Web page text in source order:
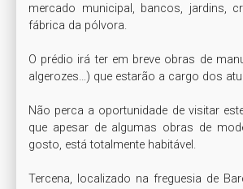
mercado municipal, bancos, jardins,
fábrica da pólvora.
O prédio irá ter em breve obras de
algerozes…) que estarão a cargo dos
Não perca a oportunidade de visitar
que apesar de algumas obras de
gosto, está totalmente habitável.
Tercena, localizado na freguesia de